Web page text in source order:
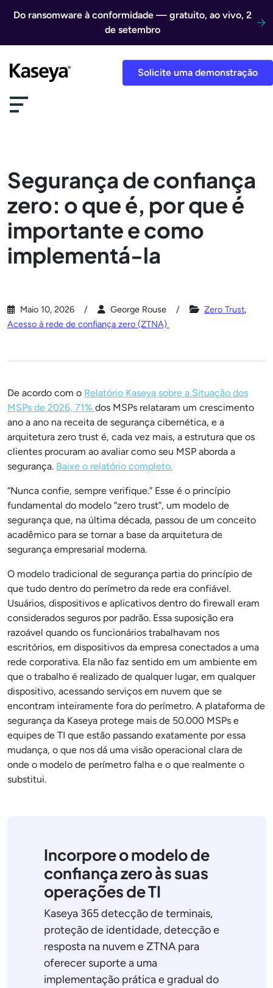
Do ransomware à conformidade — gratuito, ao vivo, 2
de setembro
Solicite uma demonstração
Segurança de confiança
zero: o que é, por que é
importante e como
implementá-la
Maio 10, 2026 George Rouse Zero Trust,
Acesso à rede de confiança zero (ZTNA)
De acordo com o Relatório Kaseya sobre a Situação dos
MSPs de 2026, 71% dos MSPs relataram um crescimento
ano a ano na receita de segurança cibernética, e a
arquitetura zero trust é, cada vez mais, a estrutura que os
clientes procuram ao avaliar como seu MSP aborda a
segurança. Baixe o relatório completo.
“Nunca confie, sempre verifique.” Esse é o princípio
fundamental do modelo “zero trust”, um modelo de
segurança que, na última década, passou de um conceito
acadêmico para se tornar a base da arquitetura de
segurança empresarial moderna.
O modelo tradicional de segurança partia do princípio de
que tudo dentro do perímetro da rede era confiável.
Usuários, dispositivos e aplicativos dentro do firewall eram
considerados seguros por padrão. Essa suposição era
razoável quando os funcionários trabalhavam nos
escritórios, em dispositivos da empresa conectados a uma
rede corporativa. Ela não faz sentido em um ambiente em
que o trabalho é realizado de qualquer lugar, em qualquer
dispositivo, acessando serviços em nuvem que se
encontram inteiramente fora do perímetro. A plataforma de
segurança da Kaseya protege mais de 50.000 MSPs e
equipes de TI que estão passando exatamente por essa
mudança, o que nos dá uma visão operacional clara de
onde o modelo de perímetro falha e o que realmente o
substitui.
Incorpore o modelo de
confiança zero às suas
operações de TI
Kaseya 365 detecção de terminais,
proteção de identidade, detecção e
resposta na nuvem e ZTNA para
oferecer suporte a uma
implementação prática e gradual do